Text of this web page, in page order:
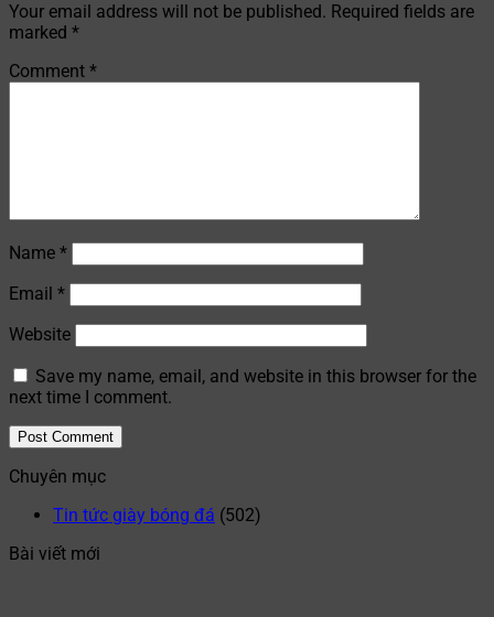
Your email address will not be published. Required fields are
marked *
Comment *
Name *
Email *
Website
Save my name, email, and website in this browser for the
next time I comment.
Chuyên mục
Tin tức giày bóng đá (502)
Bài viết mới